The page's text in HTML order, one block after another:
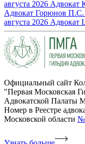
августа 2026 Адвокат
Адвокат Горюнов П.С.
августа 2026 Адвокат
Официальный сайт
"Первая Московская
Адвокатской Палаты
Номер в Реестре
Московской области